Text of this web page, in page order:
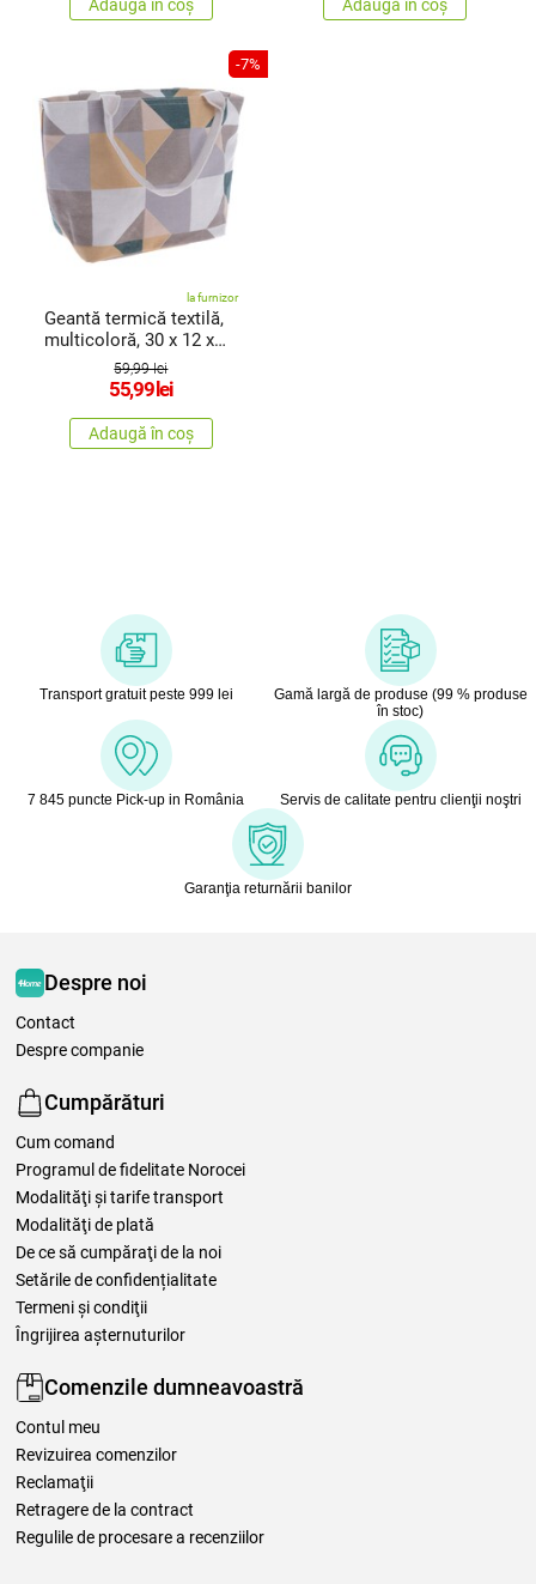
Adaugă în coș Adaugă în coș
-7%
la furnizor
Geantă termică textilă,
multicoloră, 30 x 12 x
59,99 lei
55,99 lei
Adaugă în coș
Transport gratuit peste 999 lei
Gamă largă de produse (99 % produse
în stoc)
7 845 puncte Pick-up in România Servis de calitate pentru clienţii noştri
Garanţia returnării banilor
Despre noi
Contact
Despre companie
Cumpărături
Cum comand
Programul de fidelitate Norocei
Modalităţi şi tarife transport
Modalităţi de plată
De ce să cumpăraţi de la noi
Setările de confidențialitate
Termeni şi condiţii
Îngrijirea așternuturilor
Comenzile dumneavoastră
Contul meu
Revizuirea comenzilor
Reclamaţii
Retragere de la contract
Regulile de procesare a recenziilor